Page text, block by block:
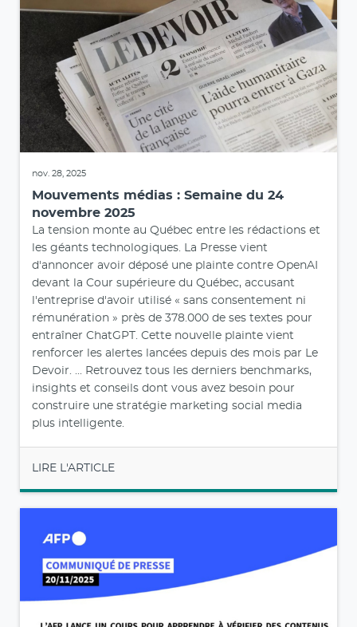
nov. 28, 2025
Mouvements médias : Semaine du 24
novembre 2025
La tension monte au Québec entre les rédactions et
les géants technologiques. La Presse vient
d'annoncer avoir déposé une plainte contre OpenAI
devant la Cour supérieure du Québec, accusant
l'entreprise d'avoir utilisé « sans consentement ni
rémunération » près de 378.000 de ses textes pour
entraîner ChatGPT. Cette nouvelle plainte vient
renforcer les alertes lancées depuis des mois par Le
Devoir. ... Retrouvez tous les derniers benchmarks,
insights et conseils dont vous avez besoin pour
construire une stratégie marketing social media
plus intelligente.
LIRE L'ARTICLE